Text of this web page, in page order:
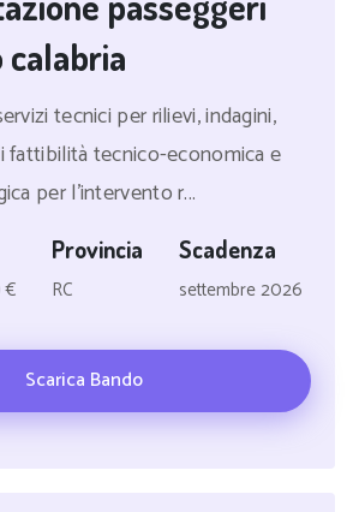
calabria
tecnici per rilievi, indagini,
fattibilità tecnico-economica e
per l'intervento r...
€
Provincia
RC
Scadenza
settembre 2026
Scarica Bando